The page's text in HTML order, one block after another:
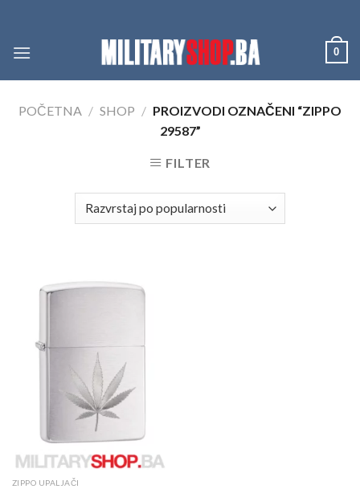
content
0
POČETNA / SHOP / PROIZVODI OZNAČENI “ZIPPO
29587”
FILTER
ZIPPO UPALJAČI